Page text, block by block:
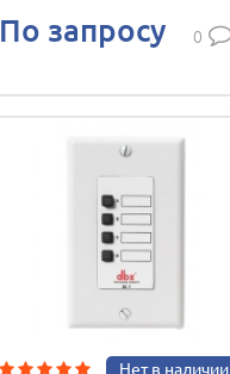
По запросу 0
Нет в наличии